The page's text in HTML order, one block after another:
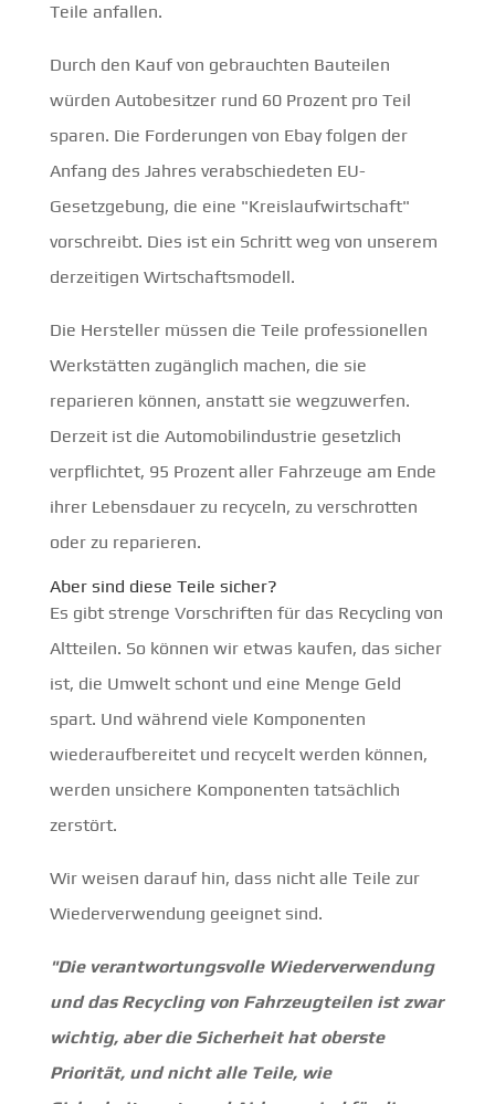
Teile anfallen.
Durch den Kauf von gebrauchten Bauteilen
würden Autobesitzer rund 60 Prozent pro Teil
sparen. Die Forderungen von Ebay folgen der
Anfang des Jahres verabschiedeten EU-
Gesetzgebung, die eine "Kreislaufwirtschaft"
vorschreibt. Dies ist ein Schritt weg von unserem
derzeitigen Wirtschaftsmodell.
Die Hersteller müssen die Teile professionellen
Werkstätten zugänglich machen, die sie
reparieren können, anstatt sie wegzuwerfen.
Derzeit ist die Automobilindustrie gesetzlich
verpflichtet, 95 Prozent aller Fahrzeuge am Ende
ihrer Lebensdauer zu recyceln, zu verschrotten
oder zu reparieren.
Aber sind diese Teile sicher?
Es gibt strenge Vorschriften für das Recycling von
Altteilen. So können wir etwas kaufen, das sicher
ist, die Umwelt schont und eine Menge Geld
spart. Und während viele Komponenten
wiederaufbereitet und recycelt werden können,
werden unsichere Komponenten tatsächlich
zerstört.
Wir weisen darauf hin, dass nicht alle Teile zur
Wiederverwendung geeignet sind.
"Die verantwortungsvolle Wiederverwendung
und das Recycling von Fahrzeugteilen ist zwar
wichtig, aber die Sicherheit hat oberste
Priorität, und nicht alle Teile, wie